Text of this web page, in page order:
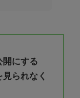
開にする
られなく